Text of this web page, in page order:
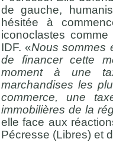
de gauche,
hésitée à
iconoclastes
IDF. «Nous sommes
de financer cette
moment à une
marchandises les
commerce, une
immobilières de la
elle face aux
Pécresse (Libres) et